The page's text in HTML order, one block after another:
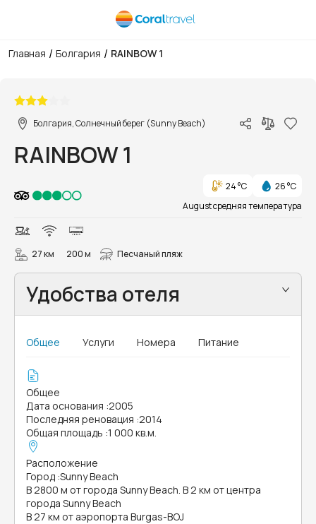
Главная / Болгария / RAINBOW 1
Болгария, Солнечный берег (Sunny Beach)
RAINBOW 1
24 °C
26 °C
August средняя температура
27 км 200 м Песчаный пляж
Удобства отеля
Общее Услуги Номера Питание
Общее
Дата основания :2005
Последняя реновация :2014
Общая площадь :1 000 кв.м.
Расположение
Город :Sunny Beach
В 2800 м от города Sunny Beach. В 2 км от центра
города Sunny Beach
В 27 км от аэропорта Burgas-BOJ